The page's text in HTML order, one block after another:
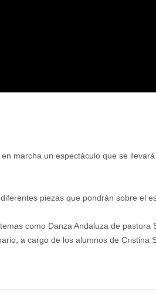
marcha un espectáculo que se
piezas que pondrán sobre el
como Danza Andaluza de pastora
a cargo de los alumnos de Cristina